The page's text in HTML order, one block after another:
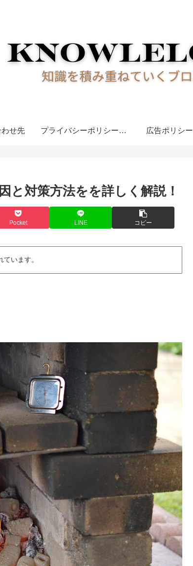
せ先 プライバシーポリシー・免責事項 広告ポリシー
と対策方法をを詳しく解説！
Pocket LINE コピー
います。